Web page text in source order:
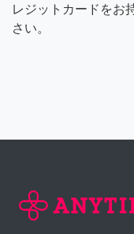
レジットカードをお
さい。